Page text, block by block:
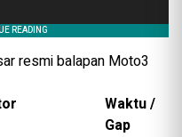
resmi balapan Moto3
Waktu /
Gap